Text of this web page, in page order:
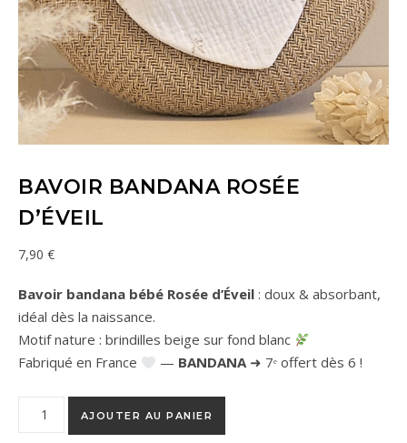
BAVOIR BANDANA ROSÉE
D’ÉVEIL
7,90 €
Bavoir bandana bébé Rosée d’Éveil : doux & absorbant,
idéal dès la naissance.
Motif nature : brindilles beige sur fond blanc
Fabriqué en France
— BANDANA➜ 7ᵉ offert dès 6 !
quantité de Bavoir Bandana Rosée d'éveil
AJOUTER AU PANIER